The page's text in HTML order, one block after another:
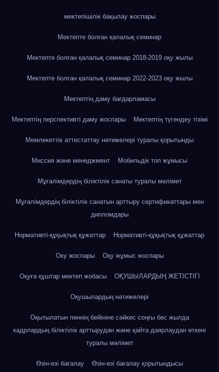
мектепішілік бақылау жоспары
Мектепте болған қалалық семинар
Мектепте болған қалалық семинар 2018-2019 оқу жылы
Мектепте болған қалалық семинар 2022-2023 оқу жылы
Мектептің даму бағдарламасы
Мектептің перспективті даму жоспары Мектептің түгендеу тізімі
Мемлекеттік аттестаттау нәтижелері туралы қорытынды
Миссия және менеджмент Мобильдік топ жұмысы
Мұғалімдердің біліктілік санаты туралы мәлімет
Мұғалімдердің біліктілік санатын арттыру сертификаттары мен
дипломдары
Нормативті-құқықтық құжаттар Нормативті-құқықтық құжаттар
Оку жоспары Оқу жұмыс жоспары
Оқуға құштар мектеп жобасы ОҚУШЫЛАРДЫҢ ЖЕТІСТІГІ
Оқушылардың нәтижелері
Оқытылатын пәннің бейініне сәйкес соңғы бес жылда
кадрлардың біліктілік арттырудан және қайта даярлаудан өткені
туралы мәлімет
Өзін-өзі бағалау Өзін-өзі бағалау қорытындысы